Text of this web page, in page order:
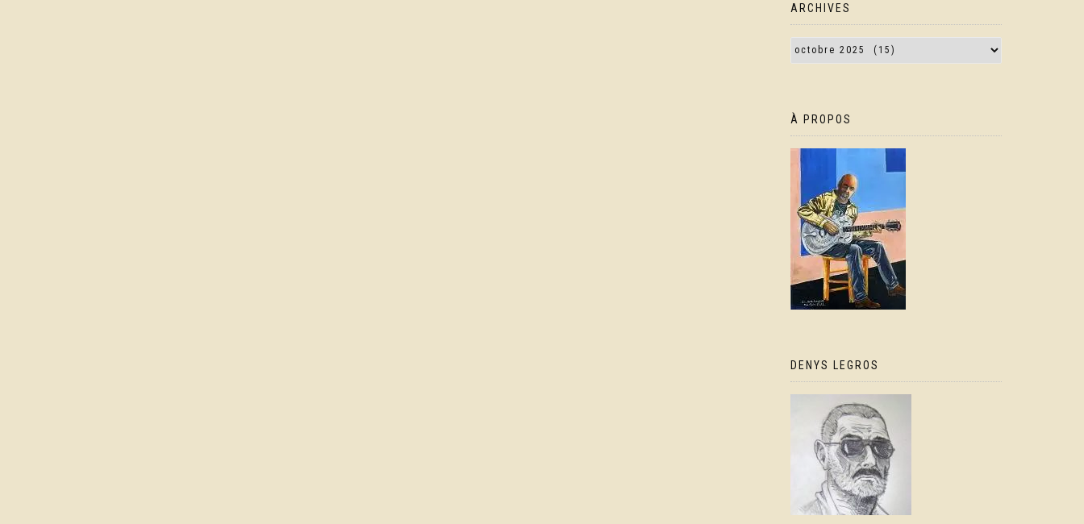
ARCHIVES
À PROPOS
DENYS LEGROS